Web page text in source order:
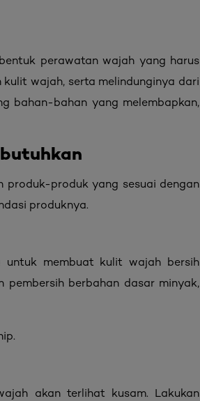
perawatan wajah yang harus
wajah, serta melindunginya dari
bahan-bahan yang melembapkan,
produk-produk yang sesuai dengan
produknya.
untuk membuat kulit wajah bersih
pembersih berbahan dasar minyak,
akan terlihat kusam. Lakukan